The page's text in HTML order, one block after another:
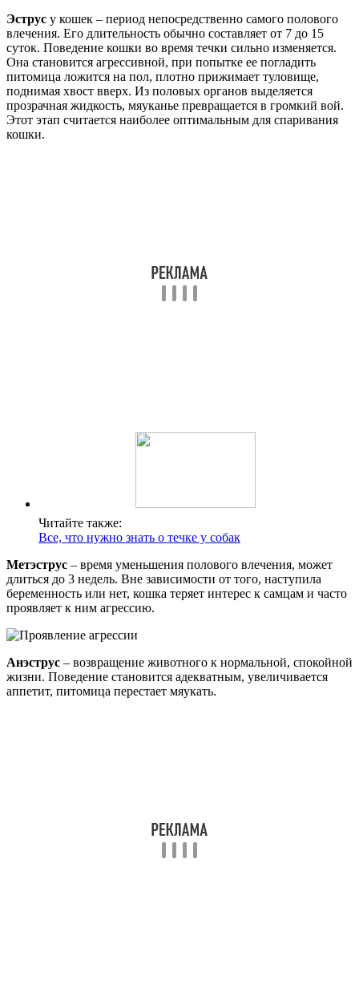
Эструс у кошек – период непосредственно самого полового
влечения. Его длительность обычно составляет от 7 до 15
суток. Поведение кошки во время течки сильно изменяется.
Она становится агрессивной, при попытке ее погладить
питомица ложится на пол, плотно прижимает туловище,
поднимая хвост вверх. Из половых органов выделяется
прозрачная жидкость, мяуканье превращается в громкий вой.
Этот этап считается наиболее оптимальным для спаривания
кошки.
Читайте также:
Все, что нужно знать о течке у собак
Метэструс – время уменьшения полового влечения, может
длиться до 3 недель. Вне зависимости от того, наступила
беременность или нет, кошка теряет интерес к самцам и часто
проявляет к ним агрессию.
Анэструс – возвращение животного к нормальной, спокойной
жизни. Поведение становится адекватным, увеличивается
аппетит, питомица перестает мяукать.